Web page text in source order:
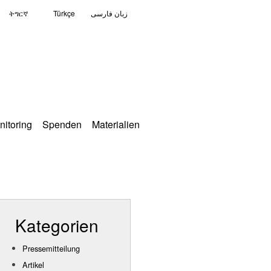
ትግርኛ Türkçe زبان فارسی
Spenden Materialien
Kategorien
Pressemitteilung
Artikel